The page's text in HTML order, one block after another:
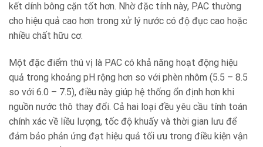
kết dính bông cặn tốt hơn. Nhờ đặc tính này, PAC thường
cho hiệu quả cao hơn trong xử lý nước có độ đục cao hoặc
nhiều chất hữu cơ.
Một đặc điểm thú vị là PAC có khả năng hoạt động hiệu
quả trong khoảng pH rộng hơn so với phèn nhôm (5.5 – 8.5
so với 6.0 – 7.5), điều này giúp hệ thống ổn định hơn khi
nguồn nước thô thay đổi. Cả hai loại đều yêu cầu tính toán
chính xác về liều lượng, tốc độ khuấy và thời gian lưu để
đảm bảo phản ứng đạt hiệu quả tối ưu trong điều kiện vận